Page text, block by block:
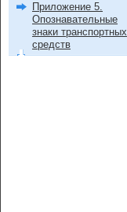
Приложение 5.
Опознавательные
знаки транспортных
средств